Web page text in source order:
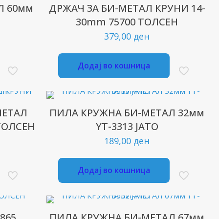
60мм
ДРЖАЧ ЗА БИ-МЕТАЛ КРУНИ 14-
30mm 75700 ТОЛСЕН
379,00 ден
Додај во кошница
ПИЛА КРУЖНА БИ-МЕТАЛ 32мм
YT-3313 ЈАТО
189,00 ден
Додај во кошница